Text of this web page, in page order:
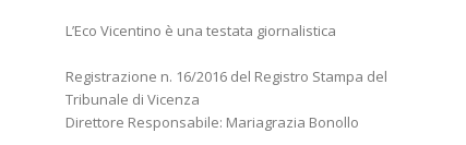
L’Eco Vicentino è una testata giornalistica
Registrazione n. 16/2016 del Registro Stampa del
Tribunale di Vicenza
Direttore Responsabile: Mariagrazia Bonollo